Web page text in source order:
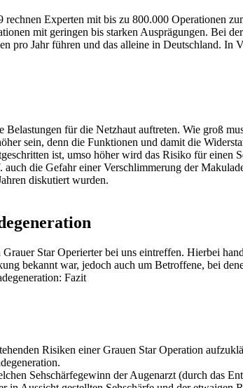
Experten mit bis zu 800.000 Operationen
mit geringen bis starken Ausprägungen. Bei
Jahr führen und das alleine in Deutschland. In
für die Netzhaut auftreten. Wie groß
sein, denn die Funktionen und damit die
ist, umso höher wird das Risiko für einen
die Gefahr einer Verschlimmerung der
diskutiert wurden.
Star Operierter bei uns eintreffen. Hierbei
bekannt war, jedoch auch um Betroffene, bei
Fazit
Risiken einer Grauen Star Operation
Sehschärfegewinn der Augenarzt (durch das